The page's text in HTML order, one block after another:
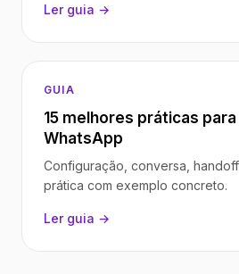
Ler guia →
GUIA
15 melhores práticas
WhatsApp
Configuração, conversa,
prática com exemplo concreto.
Ler guia →